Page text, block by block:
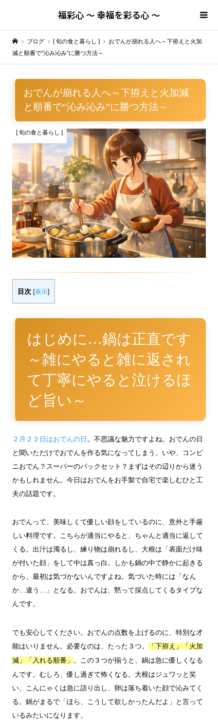
福彩心 ～ 幸福を彩る心 ～
ブログ [ 旬の食と暮らし ]
おでんが崩れる人へ～下拵えと火加
減と順番で“沁み沁み”に勝つ方法～
おでんが崩れる人へ～下拵えと火加減
と順番で“沁み沁み”に勝つ方法～
[ 旬の食と暮らし ]
目次 表示]
はじめに…鍋は正直です
～雑にやると雑に返され
て丁寧にやると泣けるほ
ど旨い～
２月２２日はおでんの日 。不思議な魅力ですよね。おでんの日
と聞いただけでおでんを作る気になってしまう。いや、コンビ
ニおでん？スーパーのパックセット？まずはその辺りから迷う
かもしれません。今日はおでんをお手製で自宅で楽しむひと工
夫の話題です。
おでんって、美味しくて優しい顔をしているのに、意外と手厳
しい料理です。こちらが適当にやると、ちゃんと適当に返して
くる。出汁は濁るし、練り物は崩れるし、大根は「表面だけ味
が付いた顔」をして中は真っ白。しかも鍋の中で静かに起きる
から、最初は気づかないんですよね。気づいた時には「なん
か…違う…」となる。おでんは、黙って採点してくるタイプな
んです。
でも安心してください。おでんの点数を上げるのに、特別な才
能はいりません。必要なのは、たった３つ。
「下拵え」「火加
減」「入れる順番」
。この３つが揃うと、鍋は急に優しくなる
んです。むしろ、優し過ぎて怖くなる。大根はジュワッと笑
い、こんにゃくは急に語り出し、卵は落ち着いた顔で沁みてく
る。鍋がまるで「ほら、こうして欲しかったんだよ」と言って
いるみたいになります。